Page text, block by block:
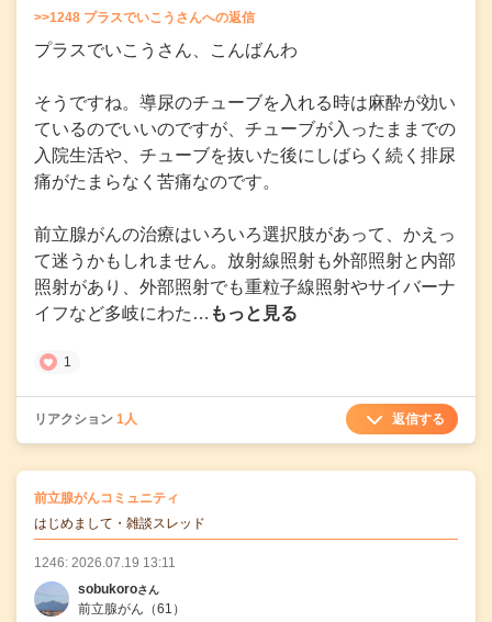
>>1248 プラスでいこうさんへの返信
プラスでいこうさん、こんばんわ
そうですね。導尿のチューブを入れる時は麻酔が効い
ているのでいいのですが、チューブが入ったままでの
入院生活や、チューブを抜いた後にしばらく続く排尿
痛がたまらなく苦痛なのです。
前立腺がんの治療はいろいろ選択肢があって、かえっ
て迷うかもしれません。放射線照射も外部照射と内部
照射があり、外部照射でも重粒子線照射やサイバーナ
イフなど多岐にわた… もっと見る
1
リアクション 1人 返信する
前立腺がんコミュニティ
はじめまして・雑談スレッド
1246: 2026.07.19 13:11
sobukoroさん
前立腺がん （61）